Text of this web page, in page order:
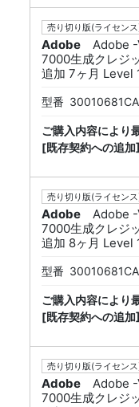
売り切り版(ライセン
Adobe
Adobe
7000生成クレジ
追加 7ヶ月 Level
型番
ご購入内容により
[既存契約への追
売り切り版(ライセン
Adobe
Adobe
7000生成クレジ
追加 8ヶ月 Level
型番
ご購入内容により
[既存契約への追
売り切り版(ライセン
Adobe
Adobe
7000生成クレジ